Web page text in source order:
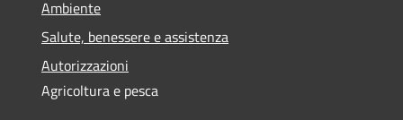
Ambiente
Salute, benessere e assistenza
Autorizzazioni
Agricoltura e pesca